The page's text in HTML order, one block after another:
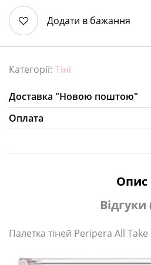
Додати в бажання
Категорії: Тіні
Доставка "Новою поштою"
Оплата
Опис
Відгуки
Палетка тіней Peripera All